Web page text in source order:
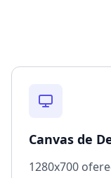
Canvas de
1280x700